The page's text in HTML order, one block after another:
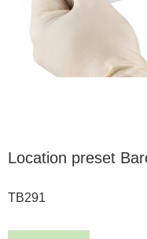
Location preset
TB291